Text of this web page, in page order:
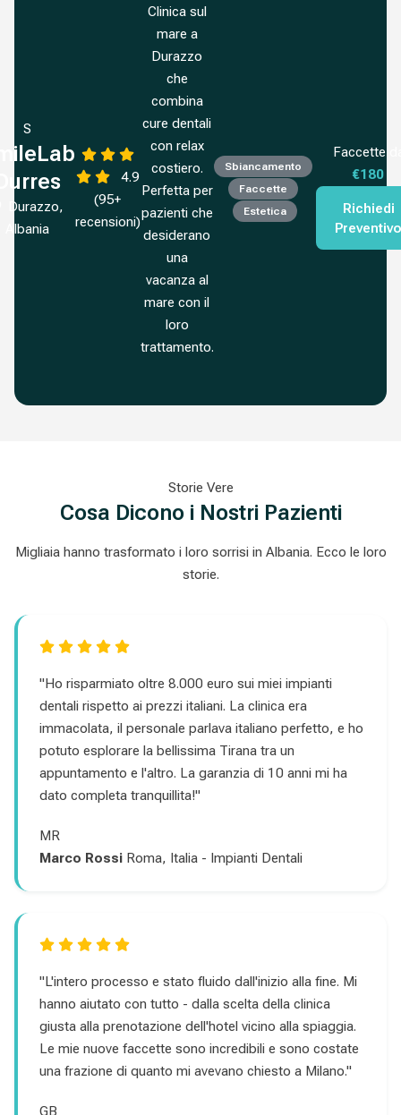
S
Durazzo,
Albania
4.9
(95+
recensioni)
Clinica sul
mare a
Durazzo
che
combina
cure dentali
con relax
costiero.
Perfetta per
pazienti che
desiderano
una
vacanza al
mare con il
loro
trattamento.
Sbiancamento
Faccette
Estetica
Faccette
€180
Richiedi
Preventivo
Storie Vere
Cosa Dicono i Nostri Pazienti
Migliaia hanno trasformato i loro sorrisi in Albania. Ecco le loro
storie.
"Ho risparmiato oltre 8.000 euro sui miei impianti
dentali rispetto ai prezzi italiani. La clinica era
immacolata, il personale parlava italiano perfetto, e ho
potuto esplorare la bellissima Tirana tra un
appuntamento e l'altro. La garanzia di 10 anni mi ha
dato completa tranquillita!"
MR
Marco Rossi Roma, Italia - Impianti Dentali
"L'intero processo e stato fluido dall'inizio alla fine. Mi
hanno aiutato con tutto - dalla scelta della clinica
giusta alla prenotazione dell'hotel vicino alla spiaggia.
Le mie nuove faccette sono incredibili e sono costate
una frazione di quanto mi avevano chiesto a Milano."
GB